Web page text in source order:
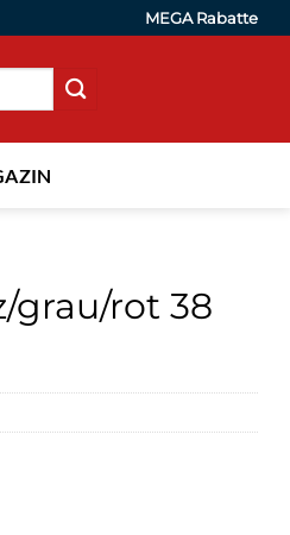
MEGA Rabatte
grau/rot 38